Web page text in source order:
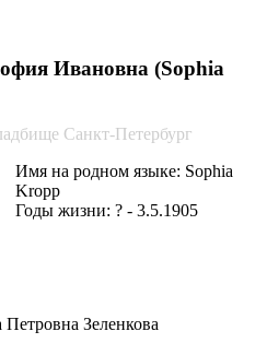
Ивановна (Sophia
Санкт-Петербург
Имя на родном языке: Sophia
Kropp
Годы жизни: ? - 3.5.1905
Зеленкова